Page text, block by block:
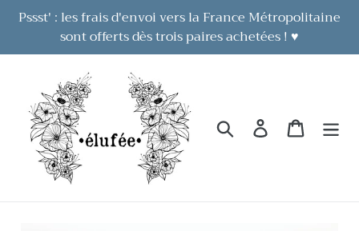
PasserPssst' : les frais d'envoi vers la France Métropolitaine
sont offerts dès trois paires achetées ! ♥
RechercherSe connecter
Panier